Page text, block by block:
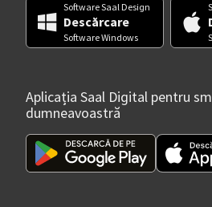
Software Saal Design
Descărcare
Software Windows
Aplicația Saal Digital pentru
dumneavoastră